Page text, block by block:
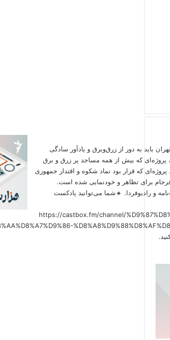
باید به دور از زرق‌وبرق و یادآور سادگی
که بیش از همه مساجد پر زرق و برق
که قرار بود نماد شکوه و اقتدار جمهوری
برای تظاهر و خودنمایی شده است.
و رادیوفردا. 🔸شما می‌توانید پادکست
(https://castbox.fm/channel/